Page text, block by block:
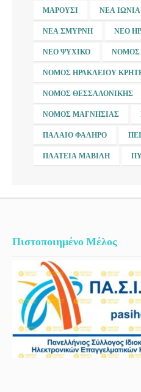
ΜΑΡΟΎΣΙ ΝΈΑ
ΝΈΑ ΣΜΎΡΝΗ ΝΈΟ
ΝΈΟ ΨΥΧΙΚΌ ΝΟΜΌΣ
ΝΟΜΌΣ ΗΡΑΚΛΕΊΟΥ
ΝΟΜΌΣ ΘΕΣΣΑΛΟΝΊΚΗΣ
ΝΟΜΌΣ ΜΑΓΝΗΣΊΑΣ
ΠΑΛΑΙΌ ΦΆΛΗΡΟ
ΠΛΑΤΕΊΑ ΜΑΒΊΛΗ
Πιστοποιημένο Μέλος